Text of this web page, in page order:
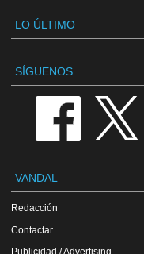
LO ÚLTIMO
SÍGUENOS
VANDAL
Redacción
Contactar
Publicidad / Advertising